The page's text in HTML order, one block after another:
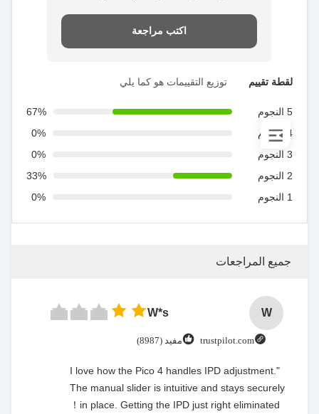
اكتب مراجعة
لقطة تقييم توزيع التقييمات هو كما يلي
5 النجوم
67%
4 النجوم
0%
3 النجوم
0%
2 النجوم
33%
1 النجوم
0%
جميع المراجعات
W
W*s
trustpilot.com مفيد (8987)
"I love how the Pico 4 handles IPD adjustment.
The manual slider is intuitive and stays securely
in place. Getting the IPD just right eliminated！